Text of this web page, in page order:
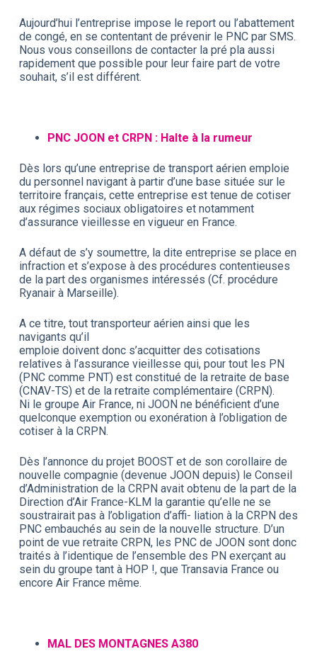
Aujourd’hui l’entreprise impose le report ou l’abattement
de congé, en se contentant de prévenir le PNC par SMS.
Nous vous conseillons de contacter la pré pla aussi
rapidement que possible pour leur faire part de votre
souhait, s’il est différent.
PNC JOON et CRPN : Halte à la rumeur
Dès lors qu’une entreprise de transport aérien emploie
du personnel navigant à partir d’une base située sur le
territoire français, cette entreprise est tenue de cotiser
aux régimes sociaux obligatoires et notamment
d’assurance vieillesse en vigueur en France.
A défaut de s’y soumettre, la dite entreprise se place en
infraction et s’expose à des procédures contentieuses
de la part des organismes intéressés (Cf. procédure
Ryanair à Marseille).
A ce titre, tout transporteur aérien ainsi que les
navigants qu’il
emploie doivent donc s’acquitter des cotisations
relatives à l’assurance vieillesse qui, pour tout les PN
(PNC comme PNT) est constitué de la retraite de base
(CNAV-TS) et de la retraite complémentaire (CRPN).
Ni le groupe Air France, ni JOON ne bénéficient d’une
quelconque exemption ou exonération à l’obligation de
cotiser à la CRPN.
Dès l’annonce du projet BOOST et de son corollaire de
nouvelle compagnie (devenue JOON depuis) le Conseil
d’Administration de la CRPN avait obtenu de la part de la
Direction d’Air France-KLM la garantie qu’elle ne se
soustrairait pas à l’obligation d’affi- liation à la CRPN des
PNC embauchés au sein de la nouvelle structure. D’un
point de vue retraite CRPN, les PNC de JOON sont donc
traités à l’identique de l’ensemble des PN exerçant au
sein du groupe tant à HOP !, que Transavia France ou
encore Air France même.
MAL DES MONTAGNES A380